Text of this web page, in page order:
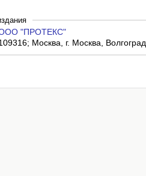
"ПРОТЕКС"
Москва, г. Москва,